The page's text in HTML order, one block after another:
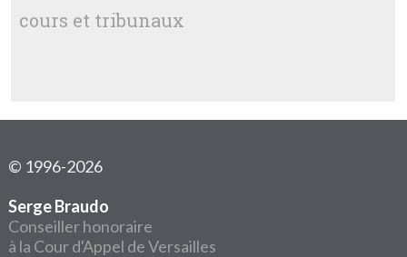
cours et tribunaux
© 1996-2026
Serge Braudo
Conseiller honoraire
à la Cour d'Appel de Versailles